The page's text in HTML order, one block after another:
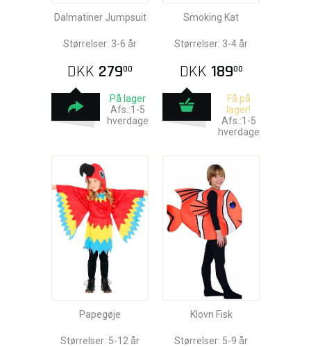
Dalmatiner Jumpsuit
Størrelser: 3-6 år
DKK 27900
På lager
Afs.:1-5
hverdage
Smoking Kat
Størrelser: 3-4 år
DKK 18900
Få på
lager!
Afs.:1-5
hverdage
Papegøje
Størrelser: 5-12 år
Klovn Fisk
Størrelser: 5-9 år